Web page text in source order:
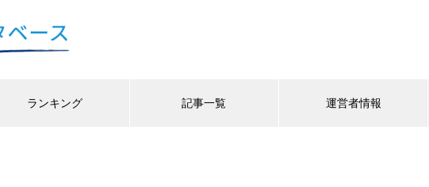
ランキング 記事一覧 運営者情報